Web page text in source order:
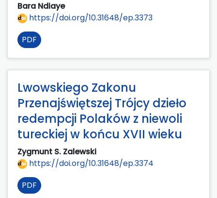
Bara Ndiaye
https://doi.org/10.31648/ep.3373
PDF
Lwowskiego Zakonu
Przenajświętszej Trójcy dzieło
redempcji Polaków z niewoli
tureckiej w końcu XVII wieku
Zygmunt S. Zalewski
https://doi.org/10.31648/ep.3374
PDF